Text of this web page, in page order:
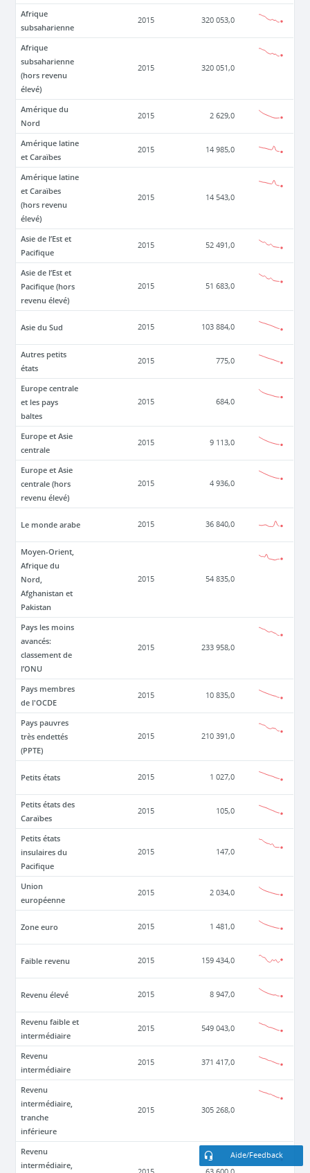
Afrique
subsaharienne
2015 320 053,0
Afrique
subsaharienne
(hors revenu
élevé)
2015 320 051,0
Amérique du
Nord
2015 2 629,0
Amérique latine
et Caraïbes
2015 14 985,0
Amérique latine
et Caraïbes
(hors revenu
élevé)
2015 14 543,0
Asie de l’Est et
Pacifique
2015 52 491,0
Asie de l’Est et
Pacifique (hors
revenu élevé)
2015 51 683,0
Asie du Sud 2015 103 884,0
Autres petits
états
2015 775,0
Europe centrale
et les pays
baltes
2015 684,0
Europe et Asie
centrale
2015 9 113,0
Europe et Asie
centrale (hors
revenu élevé)
2015 4 936,0
Le monde arabe 2015 36 840,0
Moyen-Orient,
Afrique du
Nord,
Afghanistan et
Pakistan
2015 54 835,0
Pays les moins
avancés:
classement de
l’ONU
2015 233 958,0
Pays membres
de l'OCDE
2015 10 835,0
Pays pauvres
très endettés
(PPTE)
2015 210 391,0
Petits états 2015 1 027,0
Petits états des
Caraïbes
2015 105,0
Petits états
insulaires du
Pacifique
2015 147,0
Union
européenne
2015 2 034,0
Zone euro 2015 1 481,0
Faible revenu 2015 159 434,0
Revenu élevé 2015 8 947,0
Revenu faible et
intermédiaire
2015 549 043,0
Revenu
intermédiaire
2015 371 417,0
Revenu
intermédiaire,
tranche
inférieure
2015 305 268,0
Revenu
intermédiaire,
Aide/Feedback